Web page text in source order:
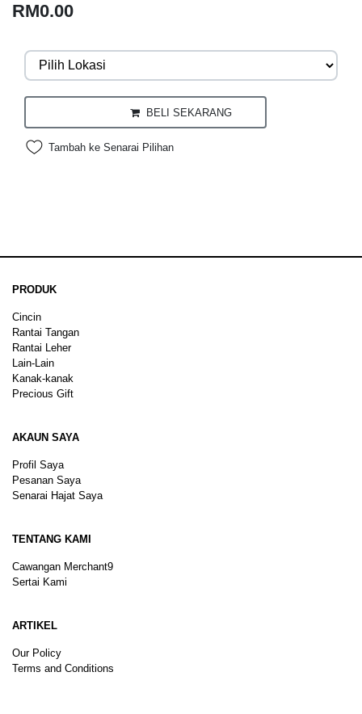
RM0.00
BELI SEKARANG
Tambah ke Senarai Pilihan
PRODUK
Cincin
Rantai Tangan
Rantai Leher
Lain-Lain
Kanak-kanak
Precious Gift
AKAUN SAYA
Profil Saya
Pesanan Saya
Senarai Hajat Saya
TENTANG KAMI
Cawangan Merchant9
Sertai Kami
ARTIKEL
Our Policy
Terms and Conditions